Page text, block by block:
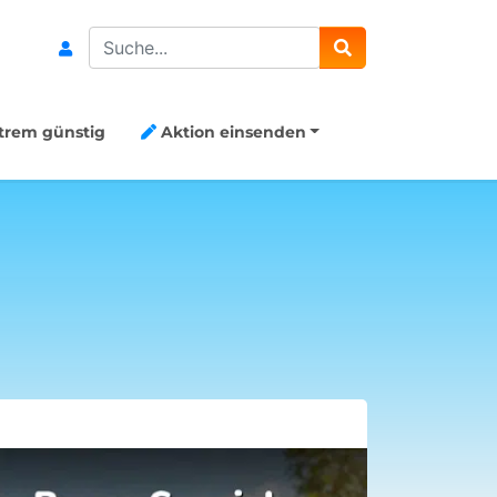
Search
günstig Aktion einsenden